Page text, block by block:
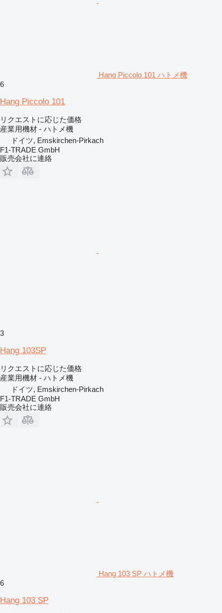
Hang Piccolo 101 ハトメ機
6
Hang Piccolo 101
リクエストに応じた価格
産業用機材 - ハトメ機
ドイツ, Emskirchen-Pirkach
F1-TRADE GmbH
販売会社に連絡
3
Hang 103SP
リクエストに応じた価格
産業用機材 - ハトメ機
ドイツ, Emskirchen-Pirkach
F1-TRADE GmbH
販売会社に連絡
Hang 103 SP ハトメ機
6
Hang 103 SP